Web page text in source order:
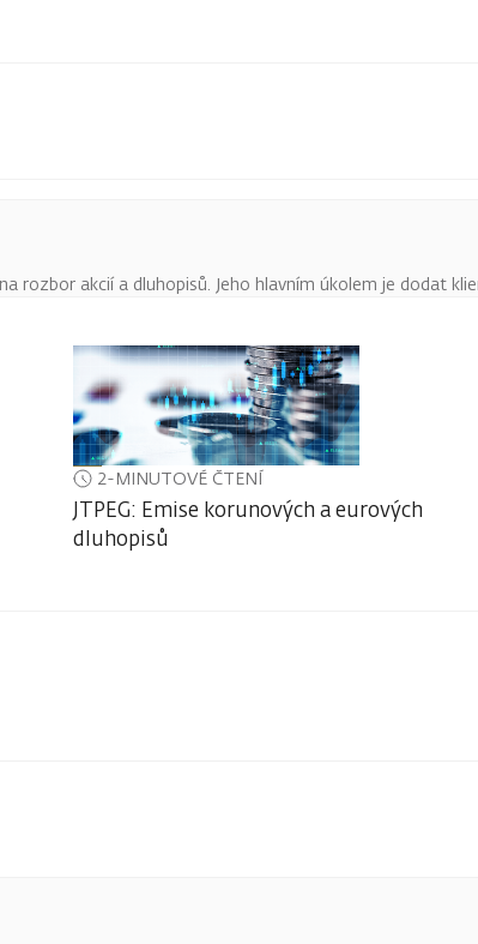
rozbor akcií a dluhopisů. Jeho hlavním úkolem je dodat
2-MINUTOVÉ ČTENÍ
JTPEG: Emise korunových a eurových
dluhopisů